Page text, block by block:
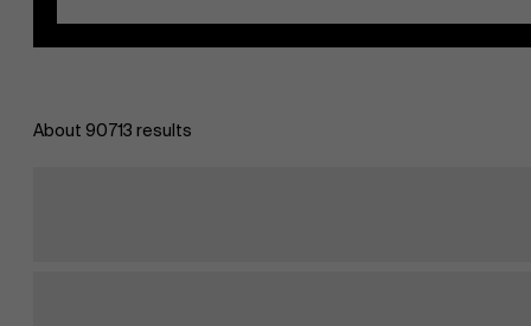
About 90713 results